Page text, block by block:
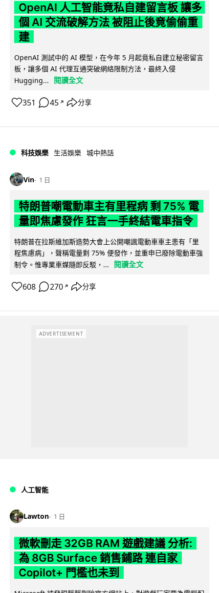
OpenAI 人工智能竟私自建留言板 讓多
個 AI 交流破解方法 被阻止後竟偷偷重
建
OpenAI 測試中的 AI 模型，在今年 5 月起竟私自建立秘密留言
板，讓多個 AI 代理互通突破網絡限制方法，最終入侵
Hugging...
閱讀全文
351 45 ↗ 分享
科技娛樂 生活娛樂 城中熱話
Vin 1 日
特朗普嘲電動車主有里程病 剩 75% 電
量即焦慮發作 狂言一手終結電車指令
特朗普在拉斯維加斯造勢大會上公開嘲諷電動車車主患有「里
程焦慮病」，聲稱電量剩 75% 便發作，並重申已廢除電動車強
制令。惟專業車媒隨即反駁，...
閱讀全文
608 270 ↗ 分享
ADVERTISEMENT
人工智能
Lawton 1 日
微軟刪走 32GB RAM 遊戲建議 分析:
為 8GB Surface 銷售鋪路 連自家
Copilot+ 門檻也未到